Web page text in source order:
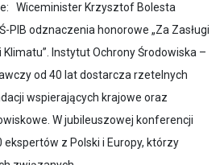
Wiceminister Krzysztof Bolesta
PIB odznaczenia honorowe „Za Zasługi
Instytut Ochrony Środowiska –
od 40 lat dostarcza rzetelnych
wspierających krajowe oraz
W jubileuszowej konferencji
ekspertów z Polski i Europy, którzy